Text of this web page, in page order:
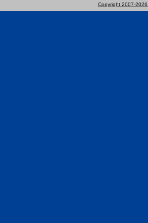
Copyright 2007-